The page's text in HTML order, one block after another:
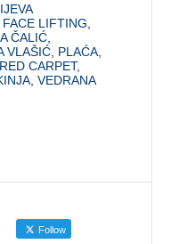
FACE LIFTING
ČALIĆ
VLAŠIĆ PLAĆA
RED CARPET,
,VEDRANA
Follow